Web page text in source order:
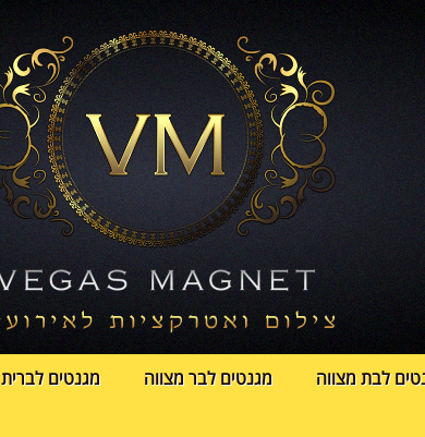
לבת מצווה מגנטים לבר מצווה מגנטים לברית